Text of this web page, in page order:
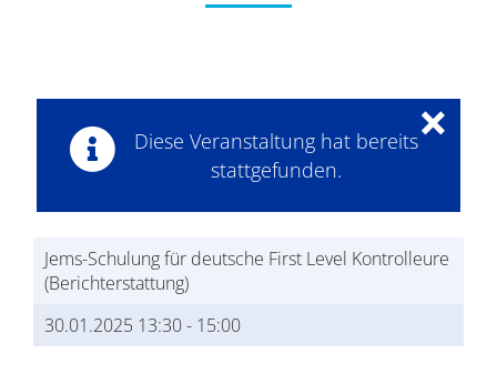
Diese Veranstaltung hat bereits
stattgefunden.
×
Jems-Schulung für deutsche First Level Kontrolleure
(Berichterstattung)
30.01.2025 13:30- 15:00